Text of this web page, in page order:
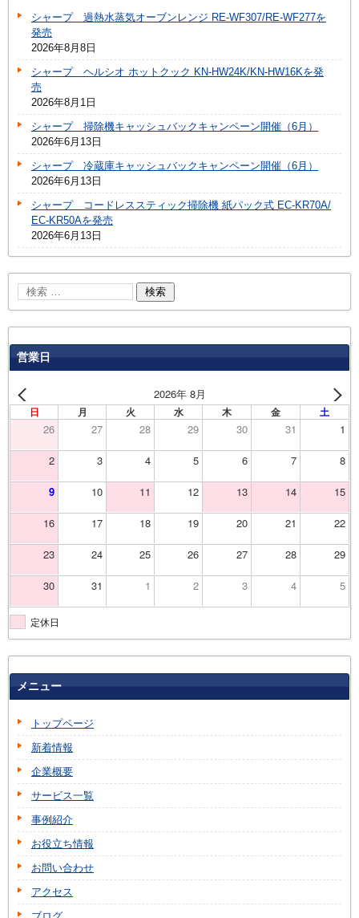
シャープ 過熱水蒸気オーブンレンジ RE-WF307/RE-WF277を
発売
2026年8月8日
シャープ ヘルシオ ホットクック KN-HW24K/KN-HW16Kを発
売
2026年8月1日
シャープ 掃除機キャッシュバックキャンペーン開催（6月）
2026年6月13日
シャープ 冷蔵庫キャッシュバックキャンペーン開催（6月）
2026年6月13日
シャープ コードレススティック掃除機 紙パック式 EC-KR70A/
EC-KR50Aを発売
2026年6月13日
営業日
2026年 8月
日 月 火 水 木 金 土
26 27 28 29 30 31 1
2 3 4 5 6 7 8
9 10 11 12 13 14 15
16 17 18 19 20 21 22
23 24 25 26 27 28 29
30 31 1 2 3 4 5
定休日
メニュー
トップページ
新着情報
企業概要
サービス一覧
事例紹介
お役立ち情報
お問い合わせ
アクセス